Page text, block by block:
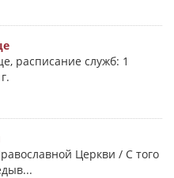
расписание служб: 1
Церкви / С того